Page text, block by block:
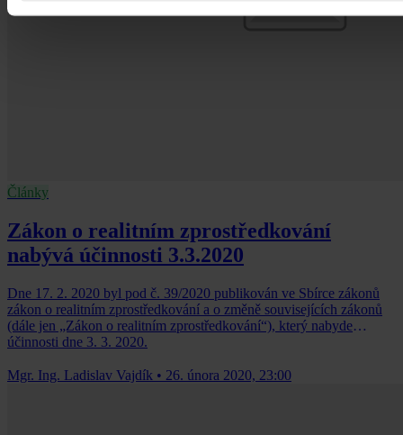
Články
Zákon o realitním zprostředkování
nabývá účinnosti 3.3.2020
Dne 17. 2. 2020 byl pod č. 39/2020 publikován ve Sbírce zákonů
zákon o realitním zprostředkování a o změně souvisejících zákonů
(dále jen „Zákon o realitním zprostředkování“), který nabyde
účinnosti dne 3. 3. 2020.
Mgr. Ing. Ladislav Vajdík • 26. února 2020, 23:00